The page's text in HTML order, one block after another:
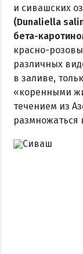
и сивашских
(Dunaliella
бета-
красно-
различных
в заливе,
«коренными
течением из
размножаться